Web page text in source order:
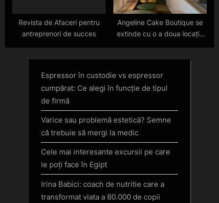
Revista de Afaceri pentru
antreprenori de succes
Angeline Cake Boutique se
extinde cu o a doua locație
Espressor în custodie vs espressor
cumpărat: Ce alegi în funcție de tipul
de firmă
Varice sau problemă estetică? Semne
că trebuie să mergi la medic
Cele mai interesante excursii pe care
le poți face în Egipt
Irina Babici: coach de nutritie care a
transformat viata a 80.000 de copii